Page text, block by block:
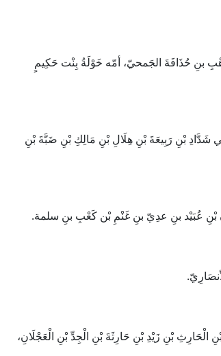
بنِ حُذَافَةَ الجَمحيّ، أمّه خَوْلَةُ بِنْت حَكِيمٍ
شَدَّادِ بْنِ رَبِيعَةَ بْنِ هِلَالِ بْنِ مَالِكِ بْنِ ضَبَّةَ بْنِ
بْنِ عُبَيْد بنِ عدِيّ بنِ غَنْمِ بْن كَعْبِ بنِ سلمة.
بْنِ زَيْدِ بْنِ حَارِثَةَ بْنِ الْجِدِّ بْنِ الْعَجْلَانِ،